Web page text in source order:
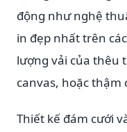
động như nghệ
in đẹp nhất trên
lượng vải của thêu
canvas, hoặc thậm
Thiết kế đám cưới